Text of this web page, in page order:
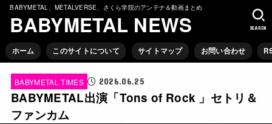
BABYMETAL、METALVERSE、さくら学院のアンテナ＆動画まとめ
BABYMETAL NEWS
ホーム このサイトについて サイトマップ お問い合わせ
SEARCH
BABYMETAL TIMES 2026.06.25
BABYMETAL出演「Tons of Rock 」セトリ＆
ファンカム